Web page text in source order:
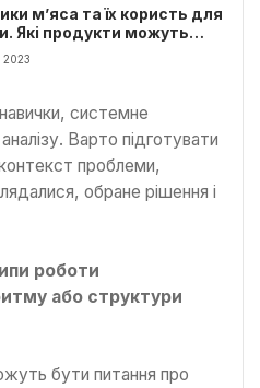
м’яса та їх користь для
Які продукти можуть
м’ясо?
2023
системне
Варто підготувати
контекст проблеми,
обране рішення і
роботи
або структури
бути питання про